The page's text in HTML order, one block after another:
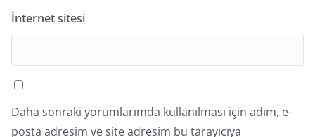
İnternet sitesi
Daha sonraki yorumlarımda kullanılması için adım, e-
posta adresim ve site adresim bu tarayıcıya